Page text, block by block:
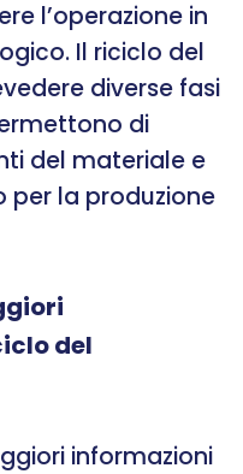
l’operazione in
Il riciclo del
diverse fasi
di
del materiale e
per la produzione
del
informazioni